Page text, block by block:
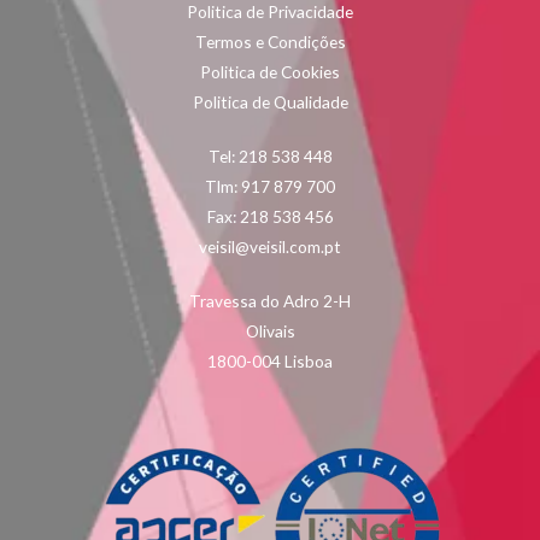
Politica de Privacidade
Termos e Condições
Politica de Cookies
Politica de Qualidade
Tel: 218 538 448
Tlm: 917 879 700
Fax: 218 538 456
veisil@veisil.com.pt
Travessa do Adro 2-H
Olivais
1800-004 Lisboa